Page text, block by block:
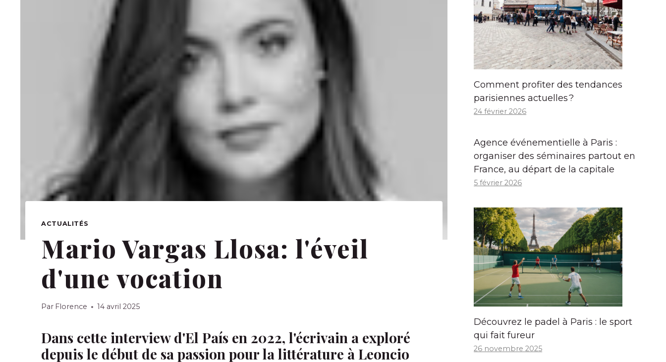
ACTUALITÉS
Mario Vargas Llosa: l'éveil
d'une vocation
Par Florence 14 avril 2025
Dans cette interview d'El País en 2022, l'écrivain a exploré
depuis le début de sa passion pour la littérature à Leoncio
Comment profiter des tendances
parisiennes actuelles ?
24 février 2026
Agence événementielle à Paris :
organiser des séminaires partout en
France, au départ de la capitale
5 février 2026
Découvrez le padel à Paris : le sport
qui fait fureur
26 novembre 2025